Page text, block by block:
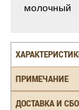
молочный
ПРИМЕЧАНИЕ
ДОСТАВКА И